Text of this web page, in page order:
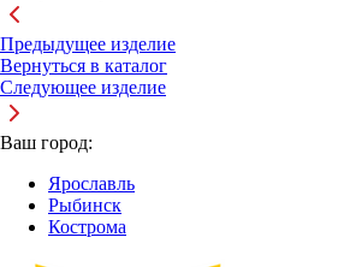
Предыдущее изделие
Вернуться в каталог
Следующее изделие
Ваш город:
Ярославль
Рыбинск
Кострома